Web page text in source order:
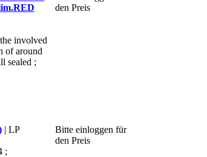
involved
of around
sealed ;
den Preis
| LP
;
Bitte einloggen für
den Preis